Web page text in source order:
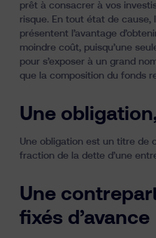
prêt à consacrer à vos
risque. En tout état de cause,
présentent l’avantage
moindre coût, puisqu’une
pour s’exposer à un grand
que la composition du fonds
Une
Une obligation est un titre de
fraction de la dette d’une
Une
fixés d’avance